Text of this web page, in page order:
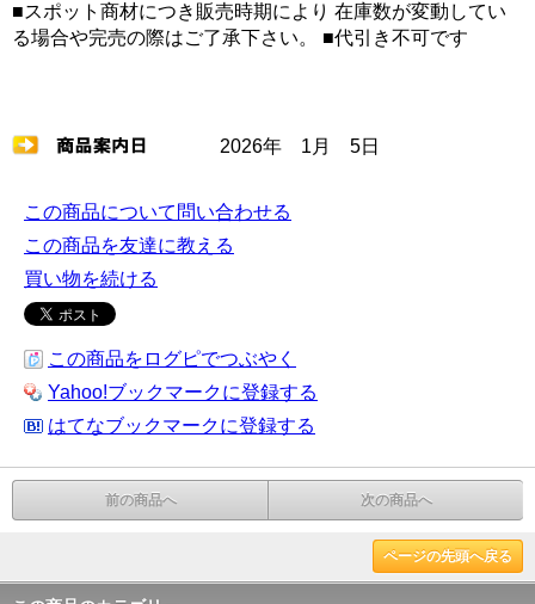
■スポット商材につき販売時期により 在庫数が変動してい
る場合や完売の際はご了承下さい。 ■代引き不可です
2026年 1月 5日
この商品について問い合わせる
この商品を友達に教える
買い物を続ける
この商品をログピでつぶやく
Yahoo!ブックマークに登録する
はてなブックマークに登録する
前の商品へ 次の商品へ
ページの先頭へ戻る